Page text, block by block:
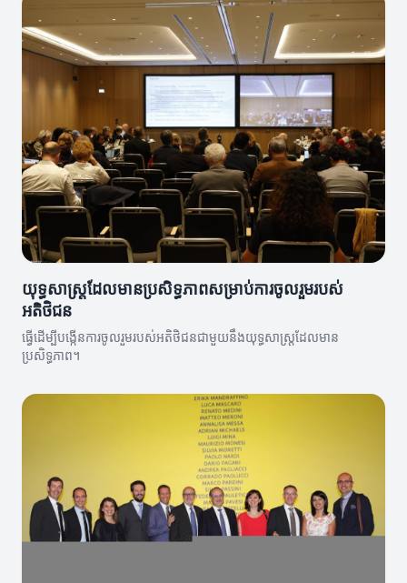
យុទ្ធសាស្ត្រដែលមានប្រសិទ្ធភាពសម្រាប់ការចូលរួមរបស់
អតិថិជន
ធ្វើដើម្បីបង្កើនការចូលរួមរបស់អតិថិជនជាមួយនឹងយុទ្ធសាស្ត្រដែលមាន
ប្រសិទ្ធភាព។